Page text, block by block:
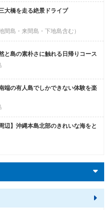
大橋を走る絶景ドライブ
間島・来間島・下地島含む）
と島の素朴さに触れる日帰りコース
端の有人島でしかできない体験を楽
辺】沖縄本島北部のきれいな海をと